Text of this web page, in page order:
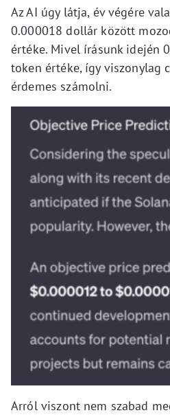
Az AI úgy látja, év végére
0.000018 dollár között
értéke. Mivel írásunk idején
token értéke, így viszonylag
érdemes számolni.
Arról viszont nem szabad